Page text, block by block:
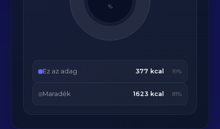
%
Ez az adag 377 kcal 19%
Maradék 1623 kcal 81%